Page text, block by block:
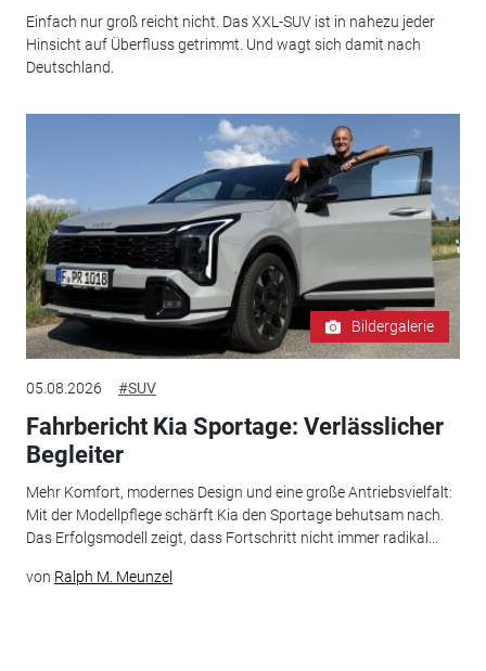
Einfach nur groß reicht nicht. Das XXL-SUV ist in nahezu jeder
Hinsicht auf Überfluss getrimmt. Und wagt sich damit nach
Deutschland.
Bildergalerie
05.08.2026 #SUV
Fahrbericht Kia Sportage: Verlässlicher
Begleiter
Mehr Komfort, modernes Design und eine große Antriebsvielfalt:
Mit der Modellpflege schärft Kia den Sportage behutsam nach.
Das Erfolgsmodell zeigt, dass Fortschritt nicht immer radikal...
von Ralph M. Meunzel